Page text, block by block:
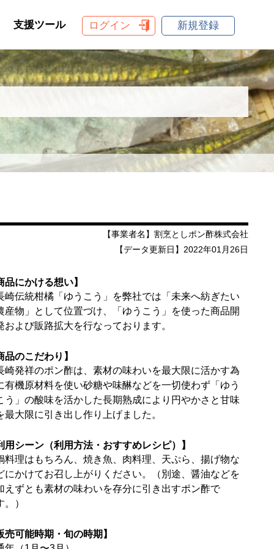
支援ツール ログイン 新規登録
【事業者名】割烹としポン酢株式会社
【データ更新日】2022年01月26日
品にかける想い】
崎伝統柑橘「ゆうこう」を弊社では「未来へ紡ぎたい
産物」として位置づけ、「ゆうこう」を使った商品開
および販路拡大を行なっております。
品のこだわり】
崎発祥のポン酢は、素材の味わいを最大限に活かす為
有機原材料を使い砂糖や味醂などを一切使わず「ゆう
う」の酸味を活かした長期熟成により円やかさと甘味
最大限に引き出し作り上げました。
用シーン（利用方法・おすすめレシピ）】
料理はもちろん、焼き魚、肉料理、天ぷら、揚げ物な
にかけてお召し上がりください。（別途、醤油などを
えずとも素材の味わいを存分に引き出すポン酢で
。）
売可能時期・旬の時期】